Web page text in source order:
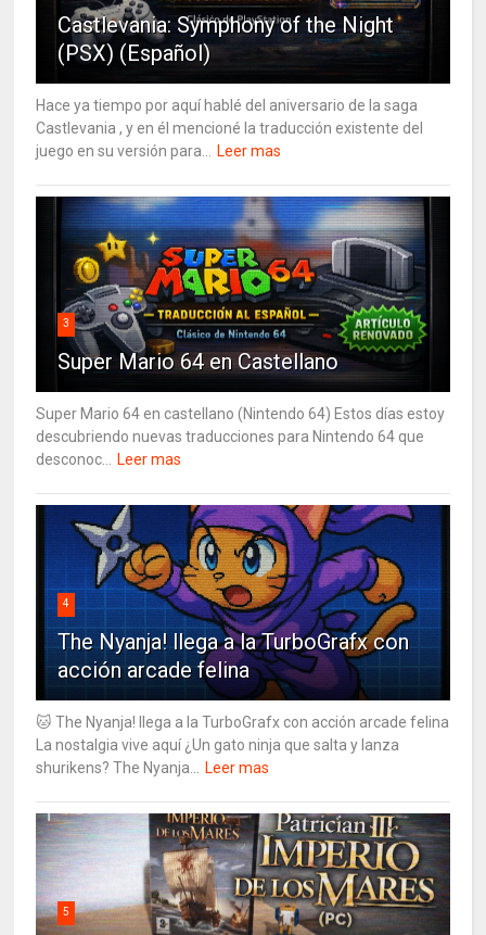
Castlevania: Symphony of the Night
(PSX) (Español)
Hace ya tiempo por aquí hablé del aniversario de la saga
Castlevania , y en él mencioné la traducción existente del
juego en su versión para...
Leer mas
3
Super Mario 64 en Castellano
Super Mario 64 en castellano (Nintendo 64) Estos días estoy
descubriendo nuevas traducciones para Nintendo 64 que
desconoc...
Leer mas
4
The Nyanja! llega a la TurboGrafx con
acción arcade felina
🐱 The Nyanja! llega a la TurboGrafx con acción arcade felina
La nostalgia vive aquí ¿Un gato ninja que salta y lanza
shurikens? The Nyanja...
Leer mas
5